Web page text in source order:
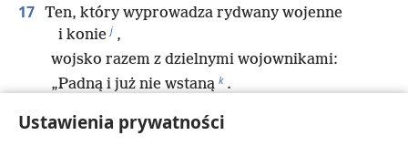
Ustawienia prywatności
17 Ten, który wyprowadza rydwany wojenne
i konie j ,
wojsko razem z dzielnymi wojownikami:
„Padną i już nie wstaną k .
18 „Nie powracajcie do tego, co wydarzyło się